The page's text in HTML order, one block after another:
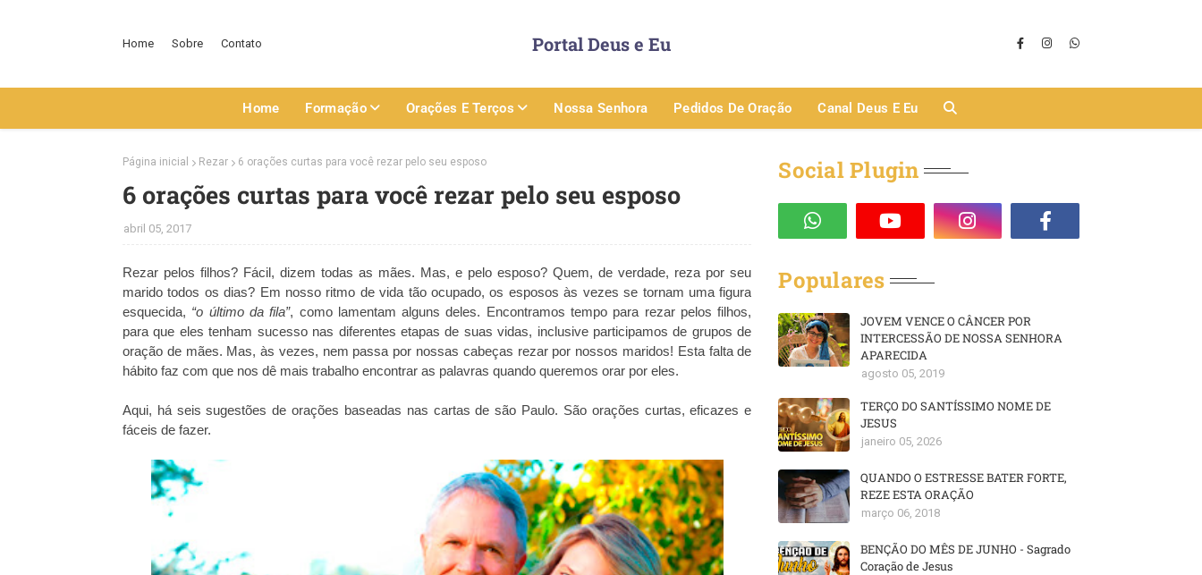
Home Sobre Contato Portal Deus e Eu
Home Formação Orações E Terços Nossa Senhora Pedidos De Oração Canal Deus E Eu
Página inicial Rezar 6 orações curtas para você rezar pelo seu esposo
6 orações curtas para você rezar pelo seu esposo
abril 05, 2017
Rezar pelos filhos? Fácil, dizem todas as mães. Mas, e pelo esposo? Quem, de verdade, reza por seu
marido todos os dias? Em nosso ritmo de vida tão ocupado, os esposos às vezes se tornam uma figura
esquecida, “o último da fila”, como lamentam alguns deles. Encontramos tempo para rezar pelos filhos,
para que eles tenham sucesso nas diferentes etapas de suas vidas, inclusive participamos de grupos de
oração de mães. Mas, às vezes, nem passa por nossas cabeças rezar por nossos maridos! Esta falta de
hábito faz com que nos dê mais trabalho encontrar as palavras quando queremos orar por eles.
Aqui, há seis sugestões de orações baseadas nas cartas de são Paulo. São orações curtas, eficazes e
fáceis de fazer.
Social Plugin
Populares
JOVEM VENCE O CÂNCER POR
INTERCESSÃO DE NOSSA SENHORA
APARECIDA
agosto 05, 2019
TERÇO DO SANTÍSSIMO NOME DE
JESUS
janeiro 05, 2026
QUANDO O ESTRESSE BATER FORTE,
REZE ESTA ORAÇÃO
março 06, 2018
BENÇÃO DO MÊS DE JUNHO - Sagrado
Coração de Jesus